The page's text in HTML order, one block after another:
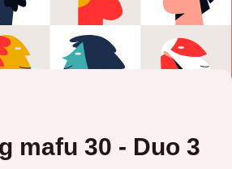
mafu 30 - Duo 3